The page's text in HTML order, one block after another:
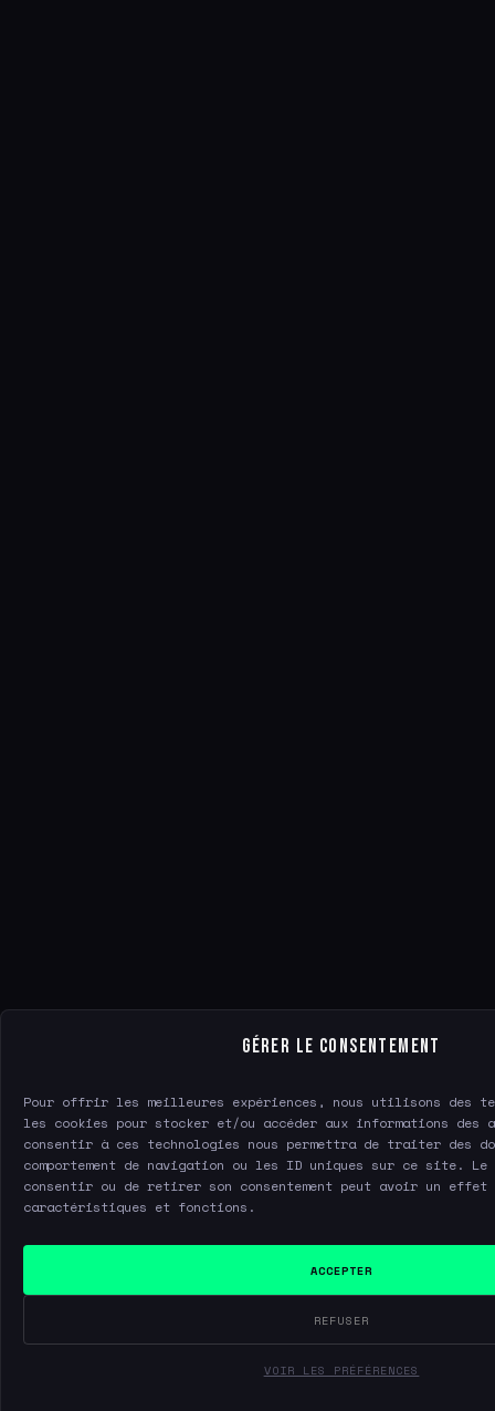
Gérer le consentement
Pour offrir les meilleures expériences, nous utilisons des
les cookies pour stocker et/ou accéder aux informations
consentir à ces technologies nous permettra de traiter des
comportement de navigation ou les ID uniques sur ce site.
consentir ou de retirer son consentement peut avoir un
caractéristiques et fonctions.
ACCEPTER
REFUSER
VOIR LES PRÉFÉRENCES